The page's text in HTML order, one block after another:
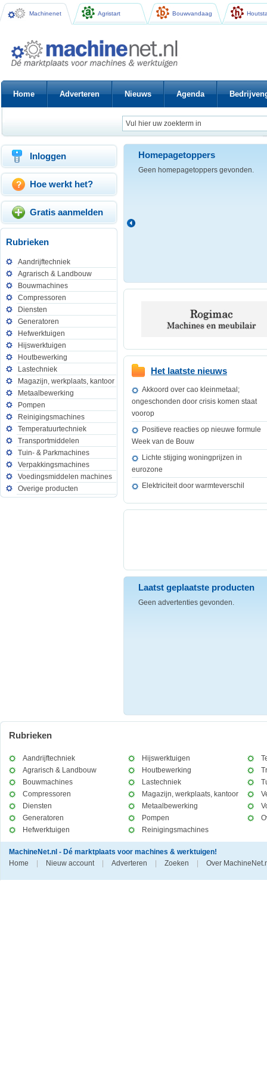
Machinenet Agristart Bouwvandaag
Home Adverteren Nieuws Agenda
Inloggen
Hoe werkt het?
Gratis aanmelden
Rubrieken
Aandrijftechniek
Agrarisch & Landbouw
Bouwmachines
Compressoren
Diensten
Generatoren
Hefwerktuigen
Hijswerktuigen
Houtbewerking
Lastechniek
Magazijn, werkplaats, kantoor
Metaalbewerking
Pompen
Reinigingsmachines
Temperatuurtechniek
Transportmiddelen
Tuin- & Parkmachines
Verpakkingsmachines
Voedingsmiddelen machines
Overige producten
Homepagetoppers
Geen homepagetoppers gevonden.
Het laatste nieuws
Akkoord over cao kleinmetaal;
ongeschonden door crisis komen staat
voorop
Positieve reacties op nieuwe formule
Week van de Bouw
Lichte stijging woningprijzen in
eurozone
Elektriciteit door warmteverschil
Laatst geplaatste producten
Geen advertenties gevonden.
Rubrieken
Aandrijftechniek
Agrarisch & Landbouw
Bouwmachines
Compressoren
Diensten
Generatoren
Hefwerktuigen
Hijswerktuigen
Houtbewerking
Lastechniek
Magazijn, werkplaats, kantoor
Metaalbewerking
Pompen
Reinigingsmachines
MachineNet.nl - Dé marktplaats voor machines & werktuigen!
Home
Nieuw account Adverteren Zoeken Over